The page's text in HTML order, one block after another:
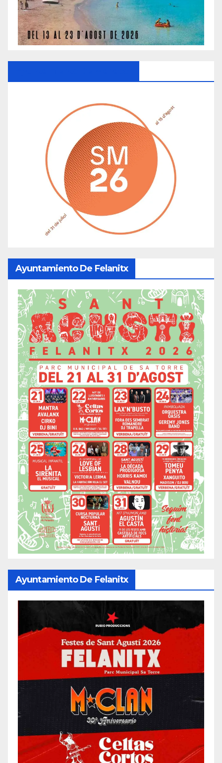
Ayuntamiento De Felanitx
Ayuntamiento De Felanitx